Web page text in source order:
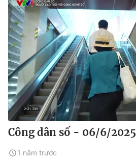
Công dân số - 06/6/2025
1 năm trước